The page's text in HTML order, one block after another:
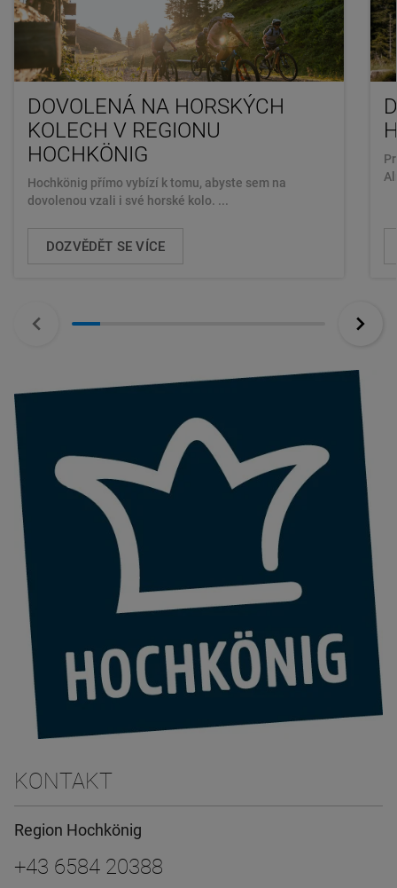
DOVOLENÁ NA HORSKÝCH
KOLECH V REGIONU
HOCHKÖNIG
Hochkönig přímo vybízí k tomu, abyste sem na
dovolenou vzali i své horské kolo. ...
DOZVĚDĚT SE VÍCE
KONTAKT
Region Hochkönig
+43 6584 20388